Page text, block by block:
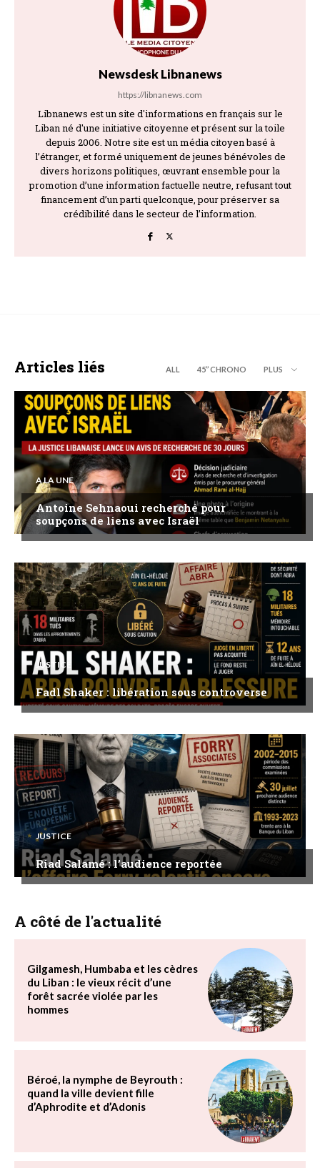
Newsdesk Libnanews
https://libnanews.com
Libnanews est un site d'informations en français sur le
Liban né d'une initiative citoyenne et présent sur la toile
depuis 2006. Notre site est un média citoyen basé à
l’étranger, et formé uniquement de jeunes bénévoles de
divers horizons politiques, œuvrant ensemble pour la
promotion d’une information factuelle neutre, refusant tout
financement d’un parti quelconque, pour préserver sa
crédibilité dans le secteur de l’information.
Articles liés ALL 45’’ CHRONO PLUS
A LA UNE
Antoine Sehnaoui recherché pour
soupçons de liens avec Israël
JUSTICE
Fadl Shaker : libération sous controverse
JUSTICE
Riad Salamé : l’audience reportée
A côté de l'actualité
Gilgamesh, Humbaba et les cèdres
du Liban : le vieux récit d’une
forêt sacrée violée par les
hommes
Béroé, la nymphe de Beyrouth :
quand la ville devient fille
d’Aphrodite et d’Adonis